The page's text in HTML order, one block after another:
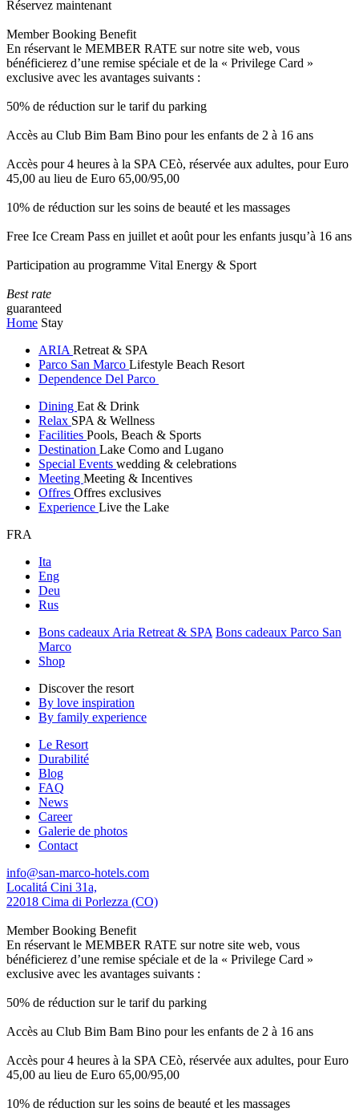
Réservez maintenant
Member Booking Benefit
En réservant le MEMBER RATE sur notre site web, vous
bénéficierez d’une remise spéciale et de la « Privilege Card »
exclusive avec les avantages suivants :
50% de réduction sur le tarif du parking
Accès au Club Bim Bam Bino pour les enfants de 2 à 16 ans
Accès pour 4 heures à la SPA CEò, réservée aux adultes, pour Euro
45,00 au lieu de Euro 65,00/95,00
10% de réduction sur les soins de beauté et les massages
Free Ice Cream Pass en juillet et août pour les enfants jusqu’à 16 ans
Participation au programme Vital Energy & Sport
Best rate
guaranteed
Home Stay
ARIA Retreat & SPA
Parco San Marco Lifestyle Beach Resort
Dependence Del Parco
Dining Eat & Drink
Relax SPA & Wellness
Facilities Pools, Beach & Sports
Destination Lake Como and Lugano
Special Events wedding & celebrations
Meeting Meeting & Incentives
Offres Offres exclusives
Experience Live the Lake
FRA
Ita
Eng
Deu
Rus
Bons cadeaux Aria Retreat & SPA Bons cadeaux Parco San
Marco
Shop
Discover the resort
By love inspiration
By family experience
Le Resort
Durabilité
Blog
FAQ
News
Career
Galerie de photos
Contact
info@san-marco-hotels.com
Localitá Cini 31a,
22018 Cima di Porlezza (CO)
Member Booking Benefit
En réservant le MEMBER RATE sur notre site web, vous
bénéficierez d’une remise spéciale et de la « Privilege Card »
exclusive avec les avantages suivants :
50% de réduction sur le tarif du parking
Accès au Club Bim Bam Bino pour les enfants de 2 à 16 ans
Accès pour 4 heures à la SPA CEò, réservée aux adultes, pour Euro
45,00 au lieu de Euro 65,00/95,00
10% de réduction sur les soins de beauté et les massages